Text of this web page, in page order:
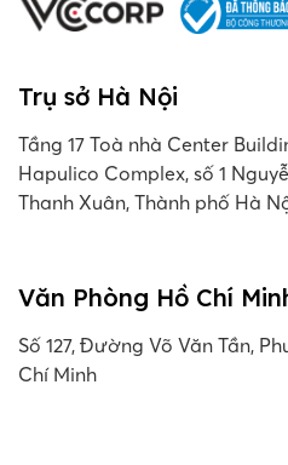
Trụ sở Hà Nội
Tầng 17 Toà nhà Center
Hapulico Complex, số 1
Thanh Xuân, Thành phố Hà
Văn Phòng Hồ Chí
Số 127, Đường Võ Văn Tần,
Chí Minh